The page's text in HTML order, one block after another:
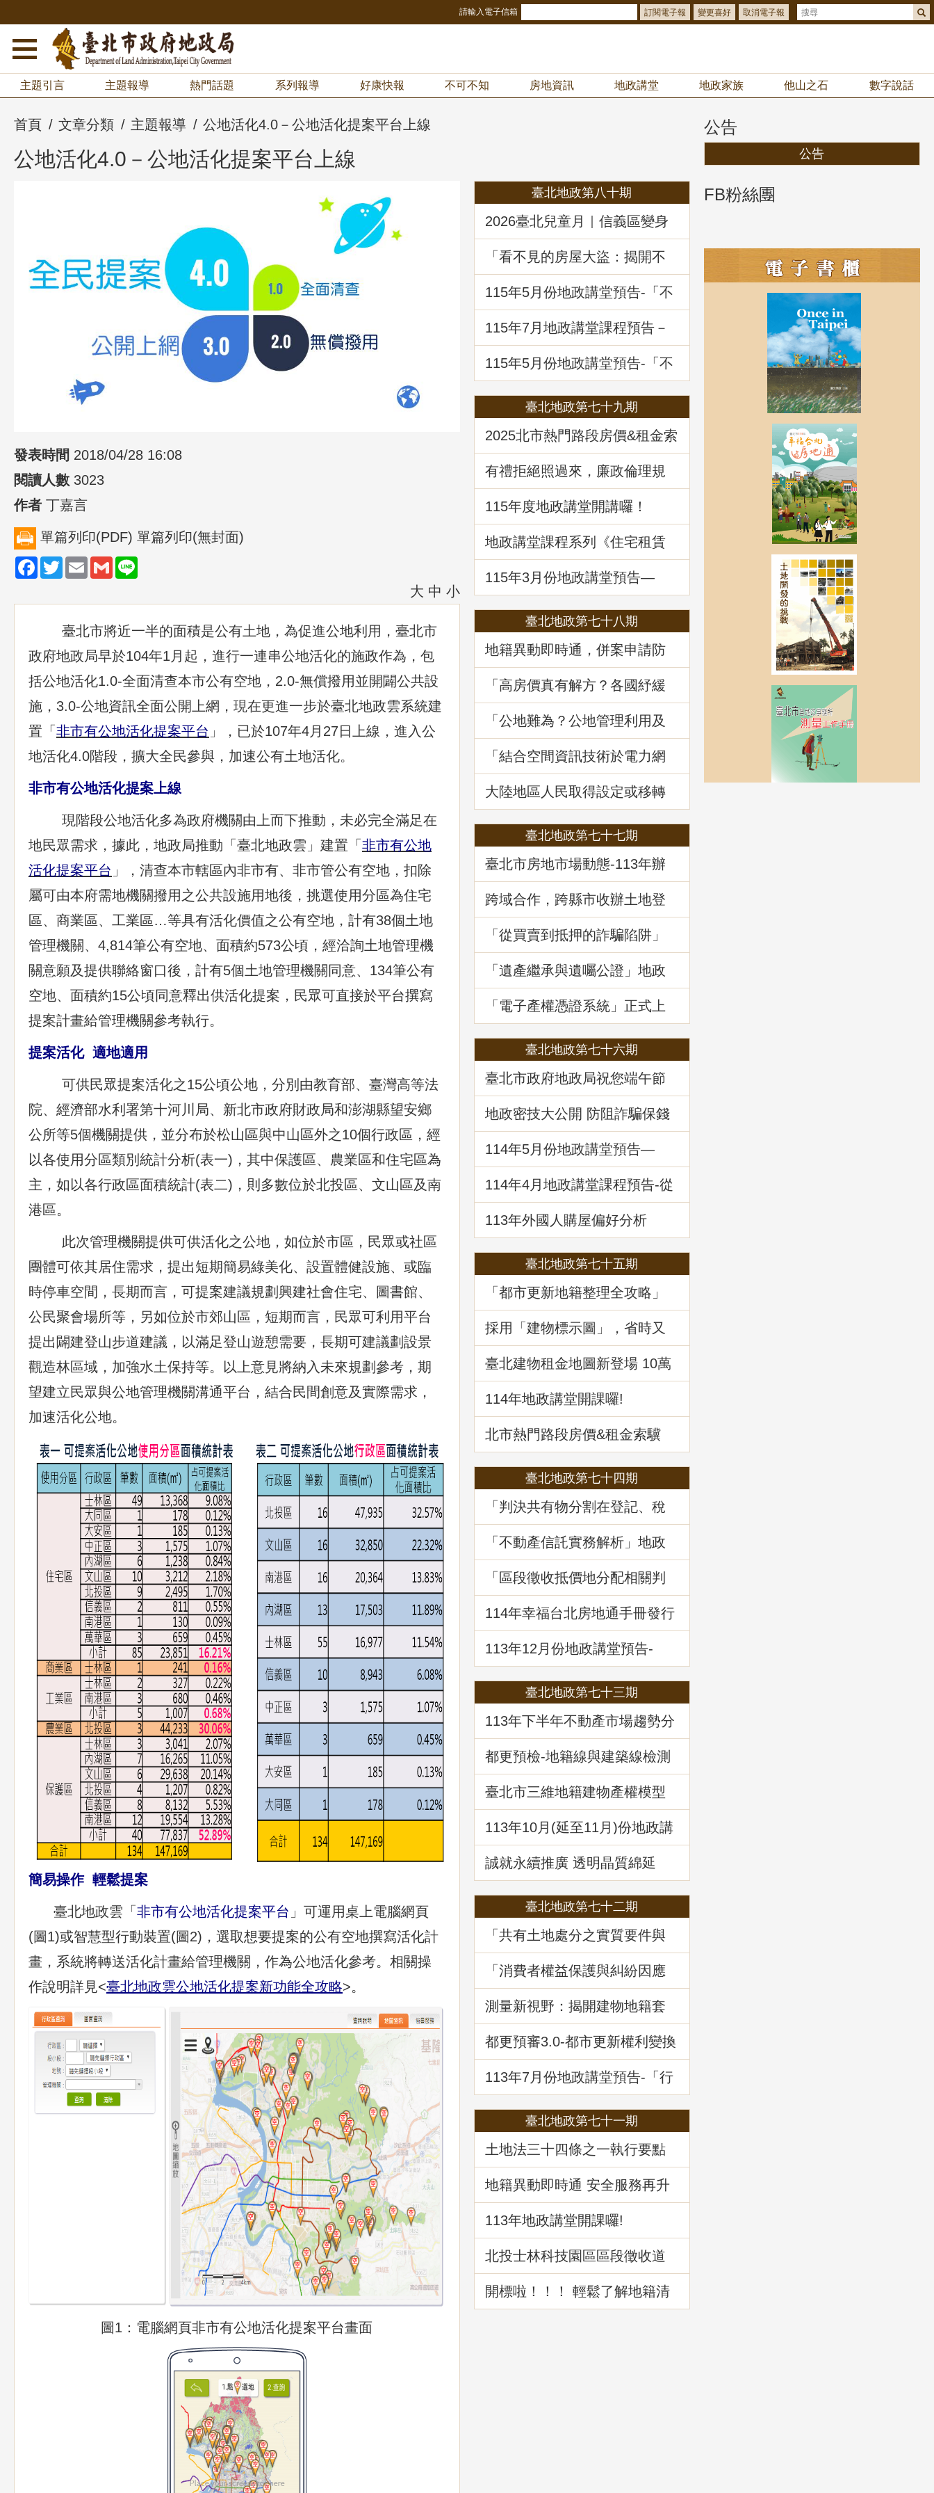
請輸入電子信箱 訂閱電子報 變更喜好 取消電子報
主題引言 主題報導 熱門話題 系列報導 好康快報 不可不知 房地資訊 地政講堂 地政家族 他山之石 數字說話
首頁 文章分類 主題報導 公地活化4.0－公地活化提案平台上線
公地活化4.0－公地活化提案平台上線
發表時間 2018/04/28 16:08
閱讀人數 3023
作者 丁嘉言
單篇列印(PDF) 單篇列印(無封面)
Facebook
TwitterEmailGmail
大 中 小
臺北市將近一半的面積是公有土地，為促進公地利用，臺北市
政府地政局早於104年1月起，進行一連串公地活化的施政作為，包
括公地活化1.0-全面清查本市公有空地，2.0-無償撥用並開闢公共設
施，3.0-公地資訊全面公開上網，現在更進一步於臺北地政雲系統建
置「 非市有公地活化提案平台 」，已於107年4月27日上線，進入公
地活化4.0階段，擴大全民參與，加速公有土地活化。
非市有公地活化提案上線
現階段公地活化多為政府機關由上而下推動，未必完全滿足在
地民眾需求，據此，地政局推動「臺北地政雲」建置「 非市有公地
活化提案平台 」，清查本市轄區內非市有、非市管公有空地，扣除
屬可由本府需地機關撥用之公共設施用地後，挑選使用分區為住宅
區、商業區、工業區…等具有活化價值之公有空地，計有38個土地
管理機關、4,814筆公有空地、面積約573公頃，經洽詢土地管理機
關意願及提供聯絡窗口後，計有5個土地管理機關同意、134筆公有
空地、面積約15公頃同意釋出供活化提案，民眾可直接於平台撰寫
提案計畫給管理機關參考執行。
提案活化 適地適用
可供民眾提案活化之15公頃公地，分別由教育部、臺灣高等法
院、經濟部水利署第十河川局、新北市政府財政局和澎湖縣望安鄉
公所等5個機關提供，並分布於松山區與中山區外之10個行政區，經
以各使用分區類別統計分析(表一)，其中保護區、農業區和住宅區為
主，如以各行政區面積統計(表二)，則多數位於北投區、文山區及南
港區。
此次管理機關提供可供活化之公地，如位於市區，民眾或社區
團體可依其居住需求，提出短期簡易綠美化、設置體健設施、或臨
時停車空間，長期而言，可提案建議規劃興建社會住宅、圖書館、
公民聚會場所等，另如位於市郊山區，短期而言，民眾可利用平台
提出闢建登山步道建議，以滿足登山遊憩需要，長期可建議劃設景
觀造林區域，加強水土保持等。以上意見將納入未來規劃參考，期
望建立民眾與公地管理機關溝通平台，結合民間創意及實際需求，
加速活化公地。
簡易操作 輕鬆提案
臺北地政雲「 非市有公地活化提案平台 」可運用桌上電腦網頁
(圖1)或智慧型行動裝置(圖2)，選取想要提案的公有空地撰寫活化計
畫，系統將轉送活化計畫給管理機關，作為公地活化參考。相關操
作說明詳見<臺北地政雲公地活化提案新功能全攻略>。
圖1：電腦網頁非市有公地活化提案平台畫面
臺北地政第八十期
2026臺北兒童月｜信義區變身
冒險樂園！地政局邀你解鎖
《Once in Taipei》拿好禮
「看不見的房屋大盜：揭開不
動產詐騙的五大陰謀」地政講
堂回顧
115年5月份地政講堂預告-「不
動產優先購買權實務暨相關問
題解析」
115年7月地政講堂課程預告－
土地法第三十四條之一多數決
處分共有土地爭議問題解析
115年5月份地政講堂預告-「不
動產市場分析、趨勢展望及政
臺北地政第七十九期
2025北市熱門路段房價&租金索
驥 買租資訊馬上懂
有禮拒絕照過來，廉政倫理規
範報你知
115年度地政講堂開講囉！
地政講堂課程系列《住宅租賃
法規與實務》回顧
115年3⽉份地政講堂預告—
「看不見的房屋大盜：揭開不
臺北地政第七十八期
地籍異動即時通，併案申請防
詐好輕鬆
「高房價真有解方？各國紓緩
居住負擔對策與臺灣房市前景
展望」地政講堂回顧
「公地難為？公地管理利用及
處分實務」地政講堂回顧
「結合空間資訊技術於電力網
韌性及西部海域離岸風力發電
選址風險分析」地政講堂回顧
大陸地區人民取得設定或移轉
不動產物權之許可及管理
臺北地政第七十七期
臺北市房地市場動態-113年辦
公及店面市場
跨域合作，跨縣市收辦土地登
記
「從買賣到抵押的詐騙陷阱」
地政講堂回顧
「遺產繼承與遺囑公證」地政
講堂回顧
「電子產權憑證系統」正式上
線1周年
臺北地政第七十六期
臺北市政府地政局祝您端午節
快樂！
地政密技大公開 防阻詐騙保錢
財
114年5⽉份地政講堂預告—
「都市更新法理與實務」
114年4月地政講堂課程預告-從
日本防災體系看台灣的減災與
建物更新重建
113年外國人購屋偏好分析
臺北地政第七十五期
「都市更新地籍整理全攻略」
地政講堂回顧
採用「建物標示圖」，省時又
省錢
臺北建物租金地圖新登場 10萬
筆資訊一起升級
114年地政講堂開課囉!
北市熱門路段房價&租金索驥
買租資訊蛇麼都有
臺北地政第七十四期
「判決共有物分割在登記、稅
務及估價之爭議問題」地政講
堂回顧
「不動產信託實務解析」地政
講堂回顧
「區段徵收抵價地分配相關判
決見解分析」地政講堂回顧
114年幸福台北房地通手冊發行
囉!歡迎免費索取!
113年12月份地政講堂預告-
「都市更新地籍整理全攻略」
臺北地政第七十三期
113年下半年不動產市場趨勢分
析
都更預檢-地籍線與建築線檢測
作業
臺北市三維地籍建物產權模型
現在進行式
113年10⽉(延至11月)份地政講
堂預告-「不動產信託實務解
析」
誠就永續推廣 透明晶質綿延
臺北地政第七十二期
「共有土地處分之實質要件與
程序要件－以土地法第34條之1
執行要點修正為中心」地政講
堂回顧
「消費者權益保護與糾紛因應
—消費爭議案例分享」地政講
堂回顧
測量新視野：揭開建物地籍套
繪資料的面紗
都更預審3.0-都市更新權利變換
登記預先審查制度
113年7月份地政講堂預告-「行
政救濟案件剖析-以若干土地測
臺北地政第七十一期
土地法三十四條之一執行要點
修正內容解析
地籍異動即時通 安全服務再升
級
113年地政講堂開課囉!
北投士林科技園區區段徵收道
路工程成果介紹
開標啦！！！ 輕鬆了解地籍清
理標售程序
公告
公告
FB粉絲團